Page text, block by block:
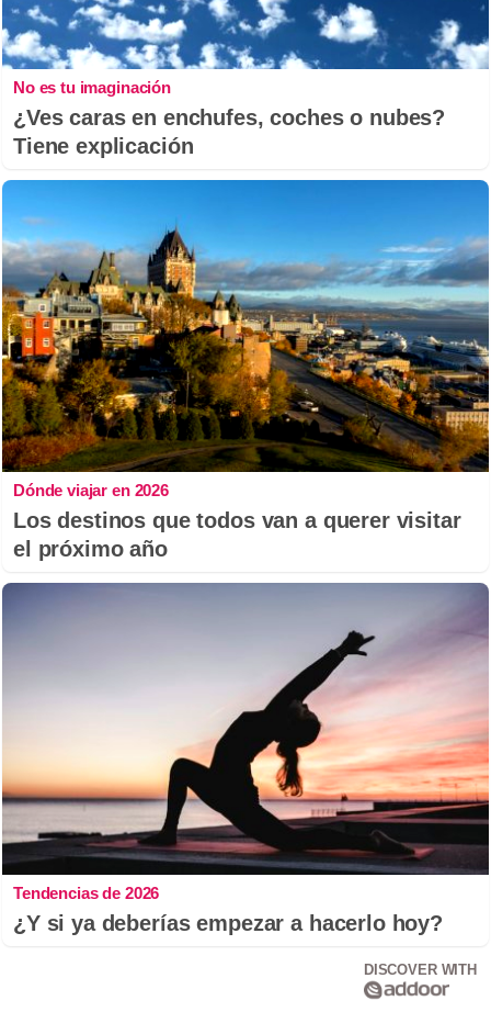
No es tu imaginación
¿Ves caras en enchufes, coches o nubes?
Tiene explicación
Dónde viajar en 2026
Los destinos que todos van a querer visitar
el próximo año
Tendencias de 2026
¿Y si ya deberías empezar a hacerlo hoy?
DISCOVER WITH